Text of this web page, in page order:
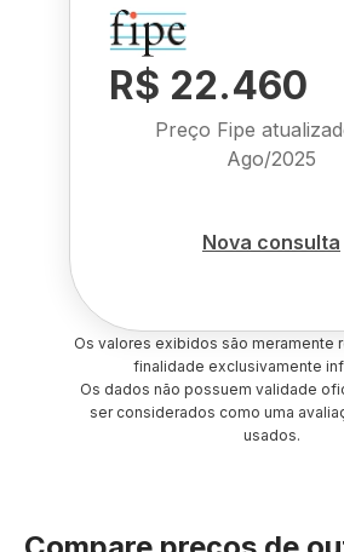
R$ 22.460
Preço Fipe
Ago/2025
Nova consulta
Os valores exibidos são meramente
finalidade exclusivamente
Os dados não possuem validade
ser considerados como uma
usados.